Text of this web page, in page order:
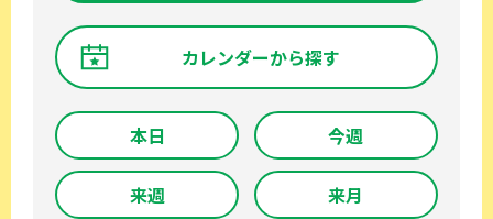
カレンダーから探す
本日 今週
来週 来月